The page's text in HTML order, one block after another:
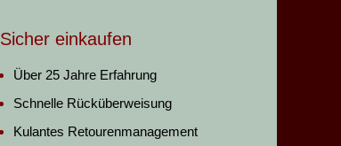
Sicher einkaufen
Über 25 Jahre Erfahrung
Schnelle Rücküberweisung
Kulantes Retourenmanagement